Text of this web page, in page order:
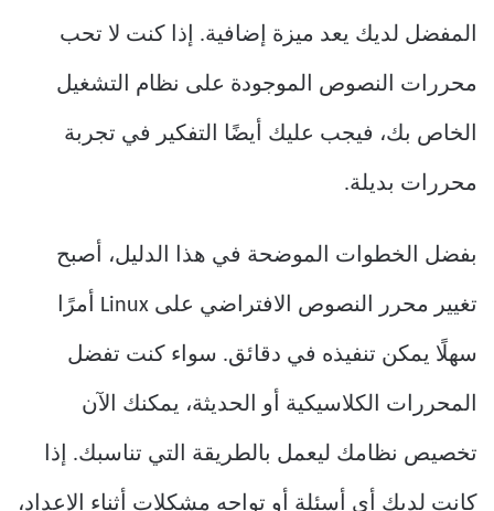
المفضل لديك يعد ميزة إضافية. إذا كنت لا تحب
محررات النصوص الموجودة على نظام التشغيل
الخاص بك، فيجب عليك أيضًا التفكير في تجربة
محررات بديلة.
بفضل الخطوات الموضحة في هذا الدليل، أصبح
تغيير محرر النصوص الافتراضي على Linux أمرًا
سهلًا يمكن تنفيذه في دقائق. سواء كنت تفضل
المحررات الكلاسيكية أو الحديثة، يمكنك الآن
تخصيص نظامك ليعمل بالطريقة التي تناسبك. إذا
كانت لديك أي أسئلة أو تواجه مشكلات أثناء الإعداد،